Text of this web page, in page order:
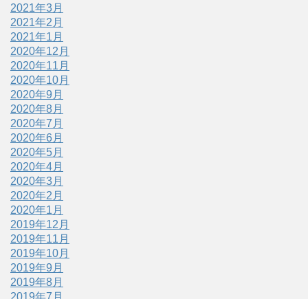
2021年3月
2021年2月
2021年1月
2020年12月
2020年11月
2020年10月
2020年9月
2020年8月
2020年7月
2020年6月
2020年5月
2020年4月
2020年3月
2020年2月
2020年1月
2019年12月
2019年11月
2019年10月
2019年9月
2019年8月
2019年7月